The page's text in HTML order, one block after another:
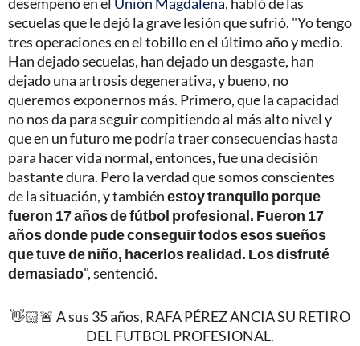
secuelas que le dejó la grave lesión que sufrió. "Yo tengo
tres operaciones en el tobillo en el último año y medio.
Han dejado secuelas, han dejado un desgaste, han
dejado una artrosis degenerativa, y bueno, no
queremos exponernos más. Primero, que la capacidad
no nos da para seguir compitiendo al más alto nivel y
que en un futuro me podría traer consecuencias hasta
para hacer vida normal, entonces, fue una decisión
bastante dura. Pero la verdad que somos conscientes
de la situación, y tambiénestoy tranquilo porque
fueron 17 años de fútbol profesional. Fueron 17
años donde pude conseguir todos esos sueños
que tuve de niño, hacerlos realidad. Los disfruté
demasiado", sentenció.
👋🏻🚨 A sus 35 años, RAFA PÉREZ ANCIA SU RETIRO
DEL FUTBOL PROFESIONAL.